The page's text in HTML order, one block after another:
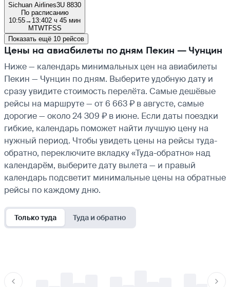
Sichuan Airlines3U 8830
По расписанию
10:55→ 13:402 ч 45 мин
MTWTFSS
Показать ещё 10 рейсов
Цены на авиабилеты по дням Пекин — Чунцин
Ниже — календарь минимальных цен на авиабилеты
Пекин — Чунцин по дням. Выберите удобную дату и
сразу увидите стоимость перелёта. Самые дешёвые
рейсы на маршруте — от 6 663 ₽ в августе, самые
дорогие — около 24 309 ₽ в июне. Если даты поездки
гибкие, календарь поможет найти лучшую цену на
нужный период. Чтобы увидеть цены на рейсы туда-
обратно, переключите вкладку «Туда-обратно» над
календарём, выберите дату вылета — и правый
календарь подсветит минимальные цены на обратные
рейсы по каждому дню.
Только туда Туда и обратно